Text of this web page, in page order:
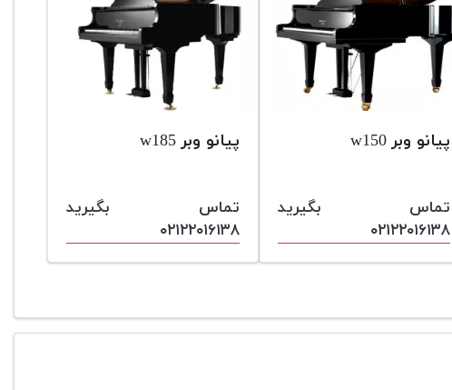
پیانو وبر w150
تماس بگیرید
۰۲۱۲۲۰۱۶۱۳۸
پیانو وبر w185
تماس بگیرید
۰۲۱۲۲۰۱۶۱۳۸